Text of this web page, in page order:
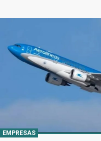
EMPRESAS